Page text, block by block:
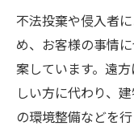
不法投棄や侵入者
め、お客様の事情
案しています。遠
しい方に代わり、
の環境整備などを